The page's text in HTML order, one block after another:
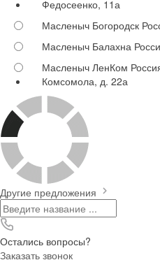
Федосеенко, 11а
Масленыч Богородск
Масленыч Балахна
Масленыч ЛенКом
Комсомола, д. 22а
Другие предложения
Остались вопросы?
Заказать звонок